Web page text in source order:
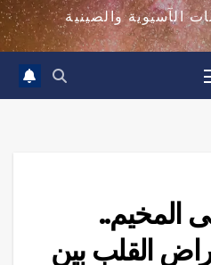
الآسيوية والصينية
المخيم..
القلب بين